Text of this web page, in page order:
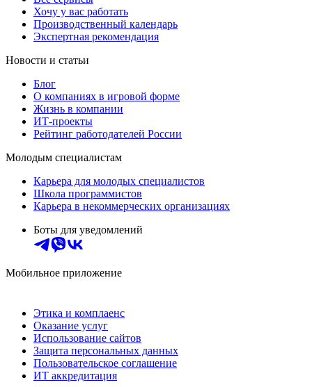
Хочу у вас работать
Производственный календарь
Экспертная рекомендация
Новости и статьи
Блог
О компаниях в игровой форме
Жизнь в компании
ИТ-проекты
Рейтинг работодателей России
Молодым специалистам
Карьера для молодых специалистов
Школа программистов
Карьера в некоммерческих организациях
Боты для уведомлений
Мобильное приложение
Этика и комплаенс
Оказание услуг
Использование сайтов
Защита персональных данных
Пользовательское соглашение
ИТ аккредитация